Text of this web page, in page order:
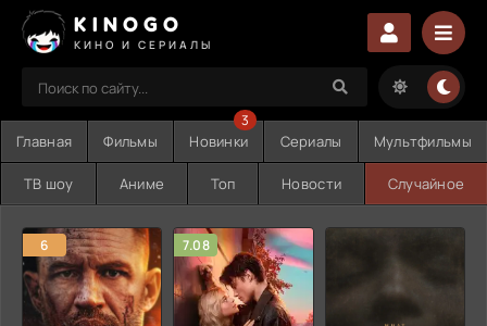
KINOGO
КИНО И СЕРИАЛЫ
Главная Фильмы Новинки
3
Сериалы Мультфильмы
ТВ шоу Аниме Топ Новости Случайное
6 7.08